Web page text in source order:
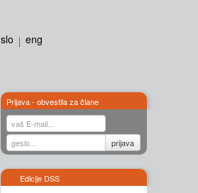
slo eng
Prijava - obvestila za člane
Edicije DSS